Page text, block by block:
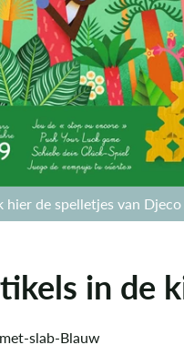
hier de spelletjes van Djeco
in de